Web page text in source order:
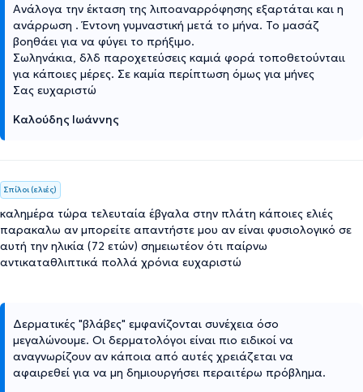
Ανάλογα την έκταση της λιποαναρρόφησης εξαρτάται και η
ανάρρωση . Έντονη γυμναστική μετά το μήνα. Το μασάζ
βοηθάει για να φύγει το πρήξιμο.
Σωληνάκια, δλδ παροχετεύσεις καμιά φορά τοποθετούνταιι
για κάποιες μέρες. Σε καμία περίπτωση όμως για μήνες
Σας ευχαριστώ
Καλούδης Ιωάννης
Σπίλοι (ελιές)
καλημέρα τώρα τελευταία έβγαλα στην πλάτη κάποιες ελιές
παρακαλω αν μπορείτε απαντήστε μου αν είναι φυσιολογικό σε
αυτή την ηλικία (72 ετών) σημειωτέον ότι παίρνω
αντικαταθλιπτικά πολλά χρόνια ευχαριστώ
Δερματικές "βλάβες" εμφανίζονται συνέχεια όσο
μεγαλώνουμε. Οι δερματολόγοι είναι πιο ειδικοί να
αναγνωρίζουν αν κάποια από αυτές χρειάζεται να
αφαιρεθεί για να μη δημιουργήσει περαιτέρω πρόβλημα.